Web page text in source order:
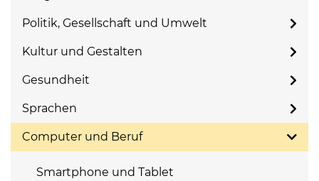
Politik, Gesellschaft und Umwelt
Kultur und Gestalten
Gesundheit
Sprachen
Computer und Beruf
Smartphone und Tablet